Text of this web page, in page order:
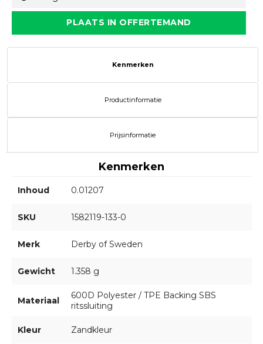
PLAATS IN OFFERTEMAND
Kenmerken
Productinformatie
Prijsinformatie
Kenmerken
Inhoud 0.01207
SKU 1582119-133-0
Merk Derby of Sweden
Gewicht 1.358 g
Materiaal
600D Polyester / TPE Backing SBS
ritssluiting
Kleur Zandkleur